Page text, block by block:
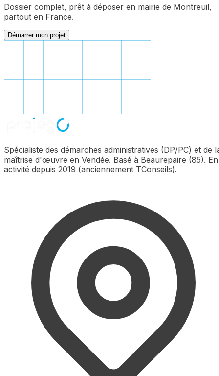
Dossier complet, prêt à déposer en mairie de Montreuil,
partout en France.
Démarrer mon projet
Spécialiste des démarches administratives (DP/PC) et de
maîtrise d'œuvre en Vendée. Basé à Beaurepaire (85). En
activité depuis 2019 (anciennement TConseils).